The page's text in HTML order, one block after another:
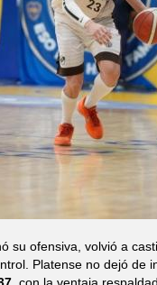
su ofensiva, volvió a
Platense no dejó de